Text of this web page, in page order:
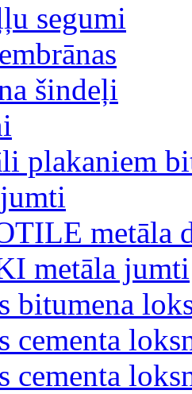
segumi
šindeļi
plakaniem
metāla
metāla jumti
bitumena
cementa
cementa